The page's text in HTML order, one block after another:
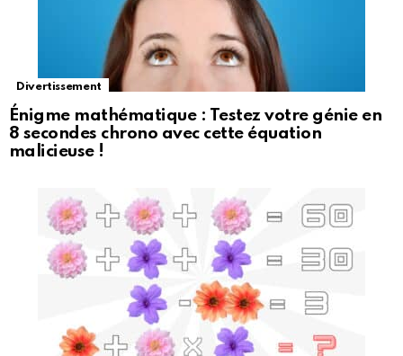
Divertissement
Énigme mathématique : Testez votre génie en
8 secondes chrono avec cette équation
malicieuse !